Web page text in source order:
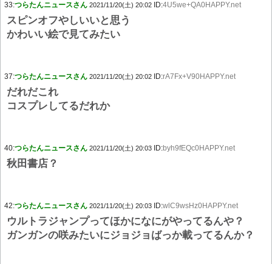
33:つらたんニュースさん 2021/11/20(土) 20:02 ID:4U5we+QA0HAPPY.net
スピンオフやしいいと思う
かわいい絵で見てみたい
37:つらたんニュースさん 2021/11/20(土) 20:02 ID:rA7Fx+V90HAPPY.net
だれだこれ
コスプレしてるだれか
40:つらたんニュースさん 2021/11/20(土) 20:03 ID:byh9fEQc0HAPPY.net
秋田書店？
42:つらたんニュースさん 2021/11/20(土) 20:03 ID:wlC9wsHz0HAPPY.net
ウルトラジャンプってほかになにがやってるんや？
ガンガンの咲みたいにジョジョばっか載ってるんか？